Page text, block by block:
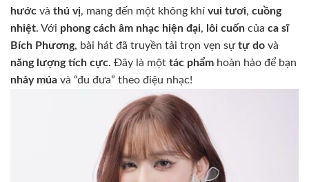
hước và thú vị, mang đến một không khí vui tươi, cuồng
nhiệt. Với phong cách âm nhạc hiện đại, lôi cuốn của ca sĩ
Bích Phương, bài hát đã truyền tải trọn vẹn sựtự do và
năng lượng tích cực. Đây là một tác phẩm hoàn hảo để bạn
nhảy múa và “đu đưa” theo điệu nhạc!